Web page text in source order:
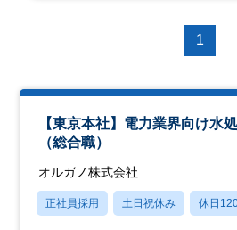
1
【東京本社】電力業界向け水
（総合職）
オルガノ株式会社
正社員採用 土日祝休み 休日